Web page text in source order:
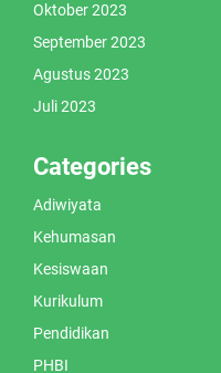
Oktober 2023
September 2023
Agustus 2023
Juli 2023
Categories
Adiwiyata
Kehumasan
Kesiswaan
Kurikulum
Pendidikan
PHBI